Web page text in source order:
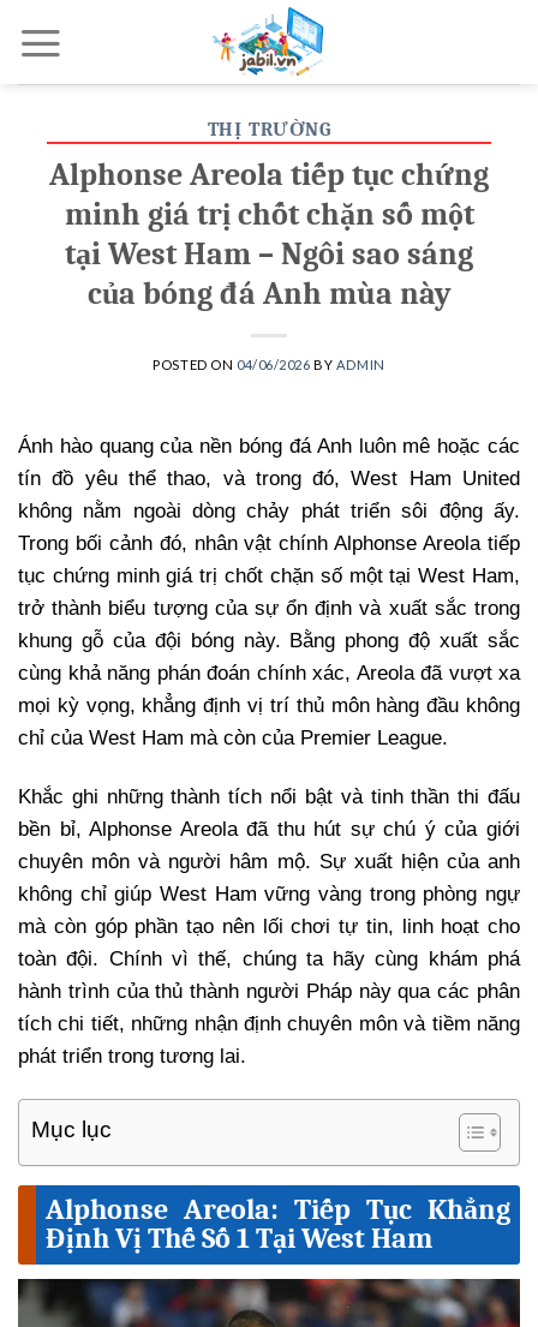
THỊ TRƯỜNG
Alphonse Areola tiếp tục chứng
minh giá trị chốt chặn số một
tại West Ham – Ngôi sao sáng
của bóng đá Anh mùa này
POSTED ON 04/06/2026 BY ADMIN
Ánh hào quang của nền bóng đá Anh luôn mê hoặc các
tín đồ yêu thể thao, và trong đó, West Ham United
không nằm ngoài dòng chảy phát triển sôi động ấy.
Trong bối cảnh đó, nhân vật chính Alphonse Areola tiếp
tục chứng minh giá trị chốt chặn số một tại West Ham,
trở thành biểu tượng của sự ổn định và xuất sắc trong
khung gỗ của đội bóng này. Bằng phong độ xuất sắc
cùng khả năng phán đoán chính xác, Areola đã vượt xa
mọi kỳ vọng, khẳng định vị trí thủ môn hàng đầu không
chỉ của West Ham mà còn của Premier League.
Khắc ghi những thành tích nổi bật và tinh thần thi đấu
bền bỉ, Alphonse Areola đã thu hút sự chú ý của giới
chuyên môn và người hâm mộ. Sự xuất hiện của anh
không chỉ giúp West Ham vững vàng trong phòng ngự
mà còn góp phần tạo nên lối chơi tự tin, linh hoạt cho
toàn đội. Chính vì thế, chúng ta hãy cùng khám phá
hành trình của thủ thành người Pháp này qua các phân
tích chi tiết, những nhận định chuyên môn và tiềm năng
phát triển trong tương lai.
Mục lục
Alphonse Areola: Tiếp Tục Khẳng
Định Vị Thế Số 1 Tại West Ham